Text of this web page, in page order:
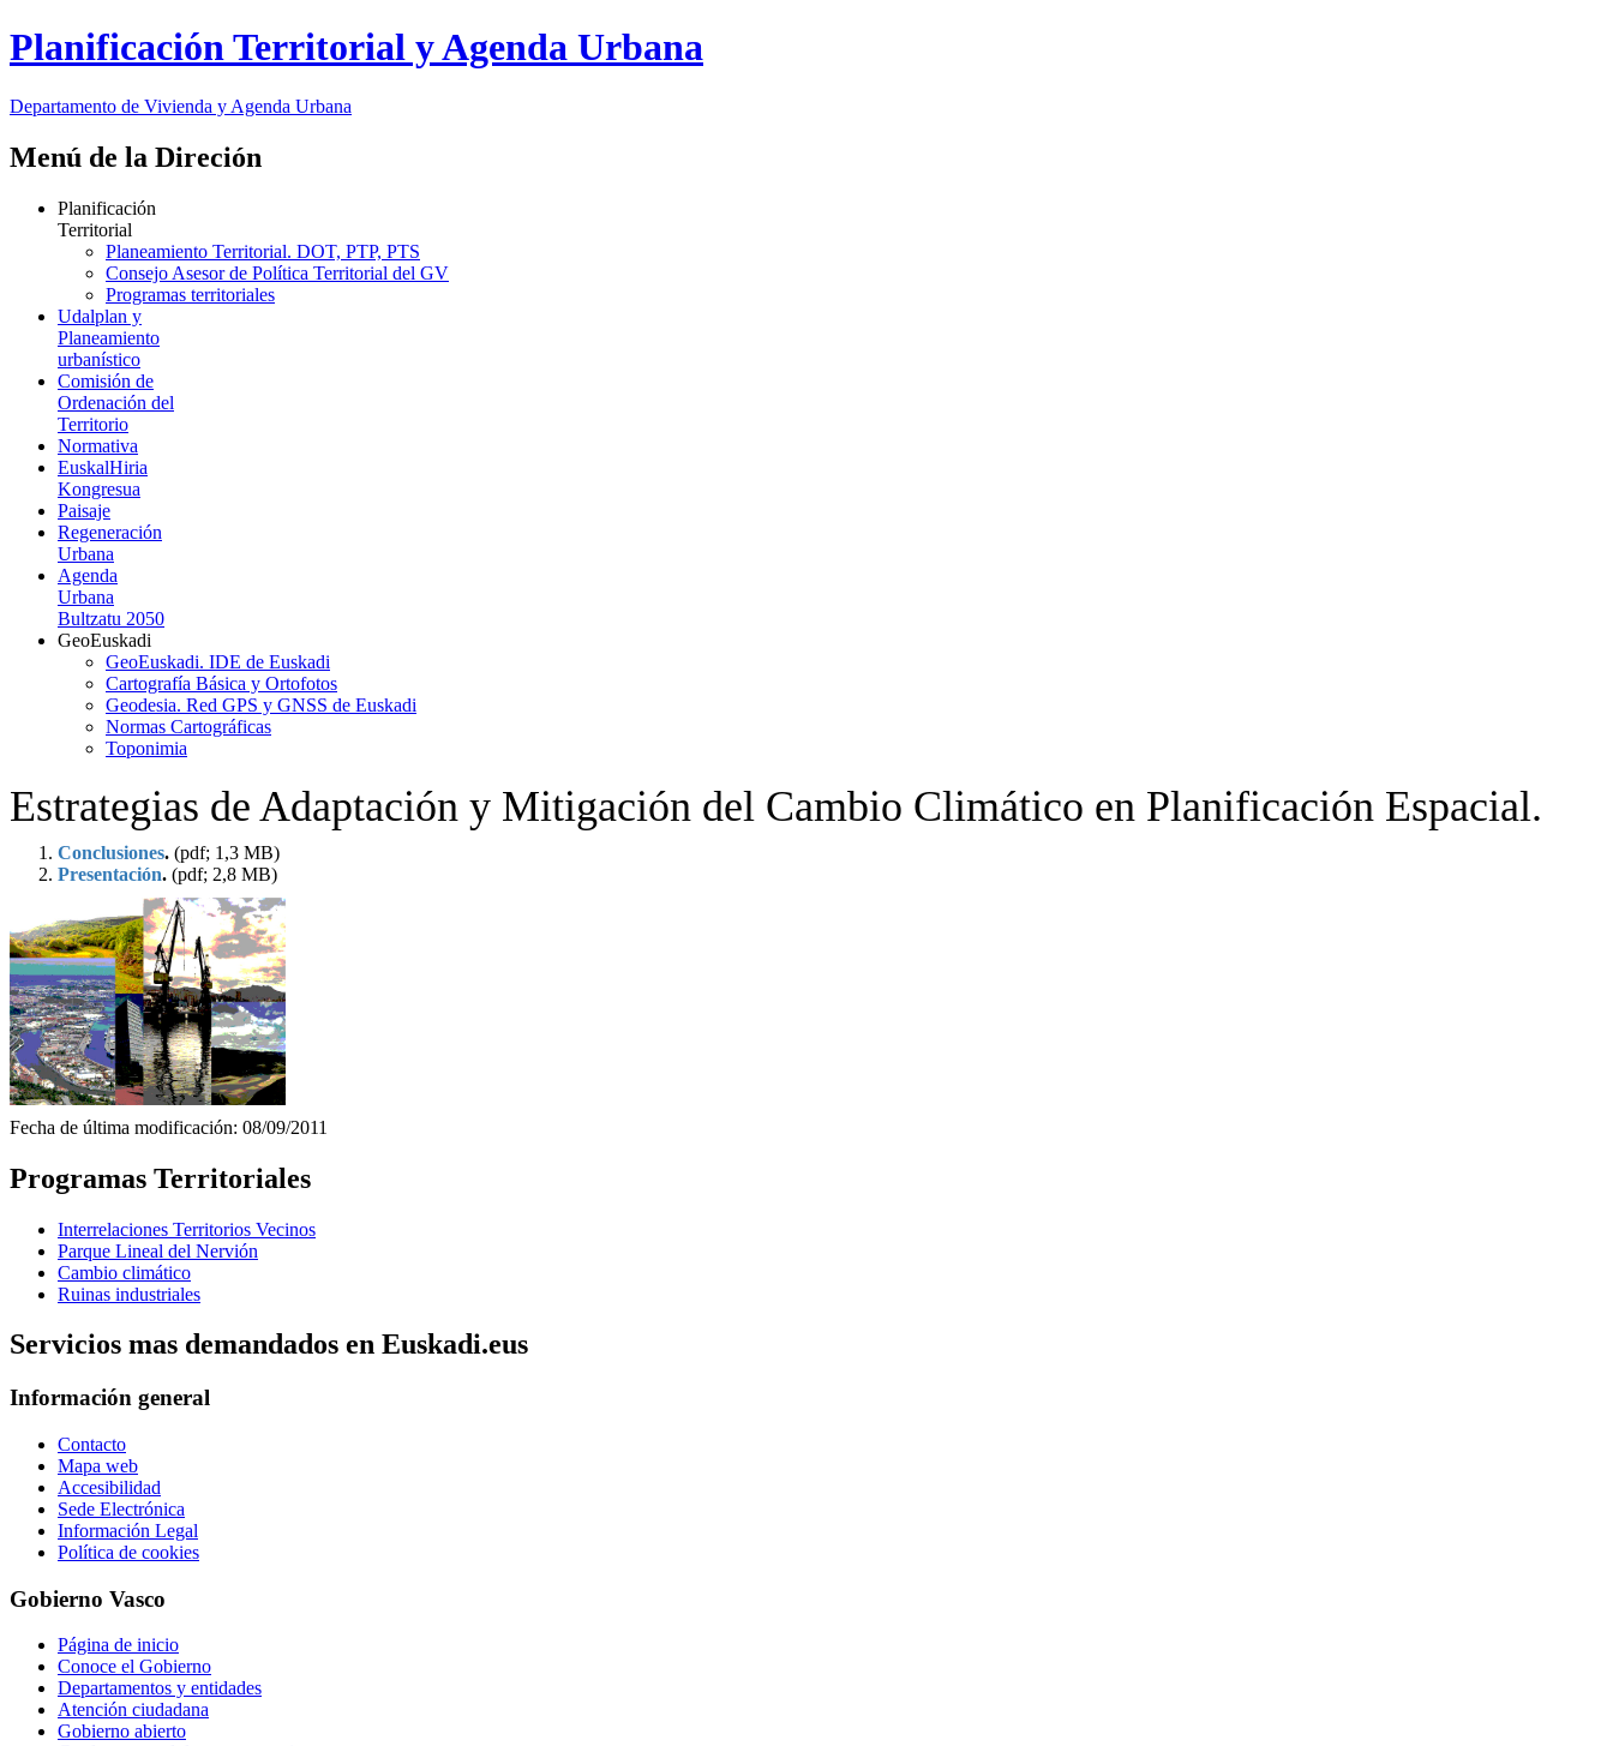
Planificación Territorial y Agenda Urbana
Departamento de Vivienda y Agenda Urbana
Menú de la Direción
Planificación
Territorial
Planeamiento Territorial. DOT, PTP, PTS
Consejo Asesor de Política Territorial del GV
Programas territoriales
Udalplan y
Planeamiento
urbanístico
Comisión de
Ordenación del
Territorio
Normativa
EuskalHiria
Kongresua
Paisaje
Regeneración
Urbana
Agenda
Urbana
Bultzatu 2050
GeoEuskadi
GeoEuskadi. IDE de Euskadi
Cartografía Básica y Ortofotos
Geodesia. Red GPS y GNSS de Euskadi
Normas Cartográficas
Toponimia
Estrategias de Adaptación y Mitigación del Cambio Climático en Planificación Espacial.
Conclusiones. (pdf; 1,3 MB)
Presentación. (pdf; 2,8 MB)
Fecha de última modificación: 08/09/2011
Programas Territoriales
Interrelaciones Territorios Vecinos
Parque Lineal del Nervión
Cambio climático
Ruinas industriales
Servicios mas demandados en Euskadi.eus
Información general
Contacto
Mapa web
Accesibilidad
Sede Electrónica
Información Legal
Política de cookies
Gobierno Vasco
Página de inicio
Conoce el Gobierno
Departamentos y entidades
Atención ciudadana
Gobierno abierto